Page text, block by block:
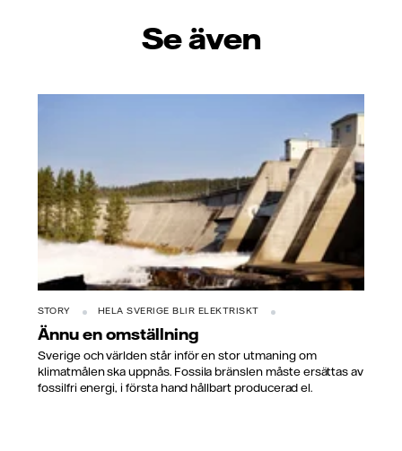
Se även
STORY HELA SVERIGE BLIR ELEKTRISKT
Ännu en omställning
Sverige och världen står inför en stor utmaning om
klimatmålen ska uppnås. Fossila bränslen måste ersättas av
fossilfri energi, i första hand hållbart producerad el.